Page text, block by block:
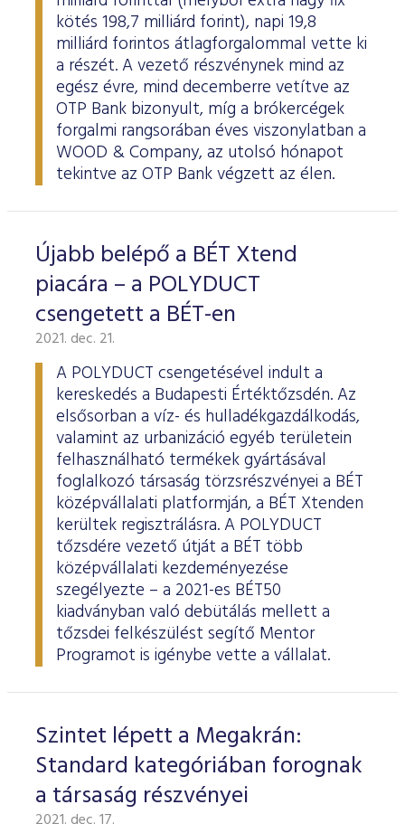
kötés 198,7 milliárd forint), napi 19,8
milliárd forintos átlagforgalommal vette ki
a részét. A vezető részvénynek mind az
egész évre, mind decemberre vetítve az
OTP Bank bizonyult, míg a brókercégek
forgalmi rangsorában éves viszonylatban a
WOOD & Company, az utolsó hónapot
tekintve az OTP Bank végzett az élen.
Újabb belépő a BÉT Xtend
piacára – a POLYDUCT
csengetett a BÉT-en
2021. dec. 21.
A POLYDUCT csengetésével indult a
kereskedés a Budapesti Értéktőzsdén. Az
elsősorban a víz- és hulladékgazdálkodás,
valamint az urbanizáció egyéb területein
felhasználható termékek gyártásával
foglalkozó társaság törzsrészvényei a BÉT
középvállalati platformján, a BÉT Xtenden
kerültek regisztrálásra. A POLYDUCT
tőzsdére vezető útját a BÉT több
középvállalati kezdeményezése
szegélyezte – a 2021-es BÉT50
kiadványban való debütálás mellett a
tőzsdei felkészülést segítő Mentor
Programot is igénybe vette a vállalat.
Szintet lépett a Megakrán:
Standard kategóriában forognak
a társaság részvényei
2021. dec. 17.